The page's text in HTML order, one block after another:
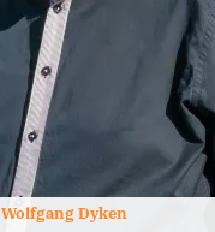
Wolfgang Dyken